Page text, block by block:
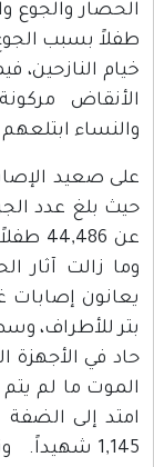
الأنقاض
والنساء
على صعيد
بتر للأطراف،
الموت ما لم
1,145